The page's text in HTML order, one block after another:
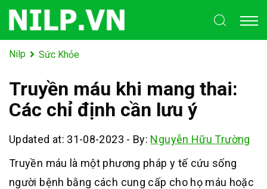
Nilp Sức Khỏe
Truyền máu khi mang thai:
Các chỉ định cần lưu ý
Updated at: 31-08-2023 - By: Nguyễn Hữu Trường
Truyền máu là một phương pháp y tế cứu sống
người bệnh bằng cách cung cấp cho họ máu hoặc